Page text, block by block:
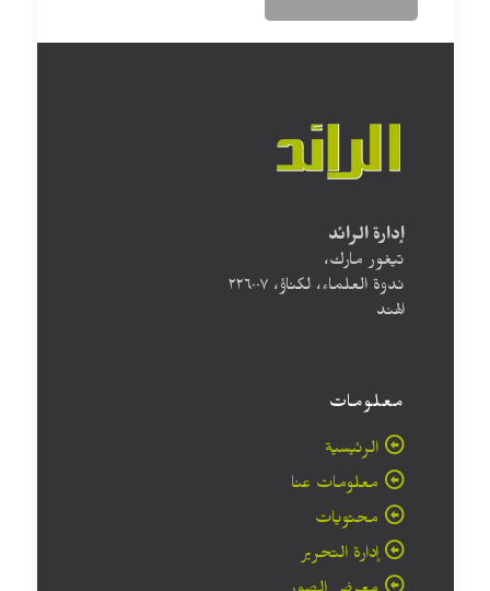
إدارة الرائد
تيغور مارك،
ندوة العلماء، لكناؤ، ۲۲٦۰۰۷
الهند
معلومات
الرئيسية
معلومات عنا
محتويات
إدارة التحرير